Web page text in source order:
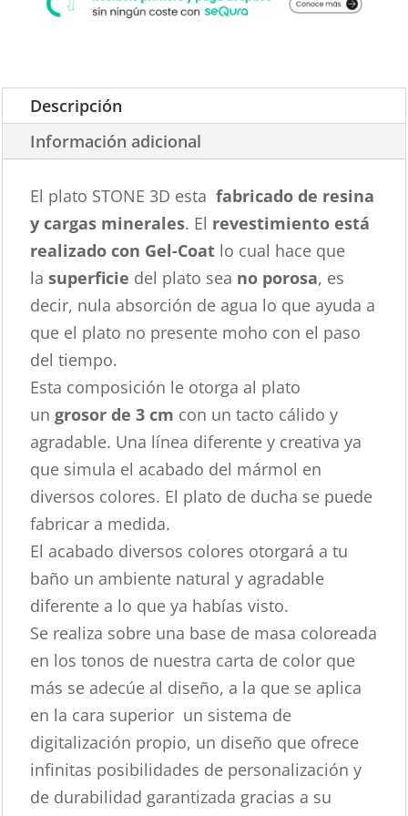
Descripción
Información adicional
El plato STONE 3D estafabricado de resina
y cargas minerales. El revestimiento está
realizado con Gel-Coat lo cual hace que
lasuperficie del plato sea no porosa, es
decir, nula absorción de agua lo que ayuda a
que el plato no presente moho con el paso
del tiempo.
Esta composición le otorga al plato
un grosor de 3 cm con un tacto cálido y
agradable. Una línea diferente y creativa ya
que simula el acabado del mármol en
diversos colores. El plato de ducha se puede
fabricar a medida.
El acabado diversos colores otorgará a tu
baño un ambiente natural y agradable
diferente a lo que ya habías visto.
Se realiza sobre una base de masa coloreada
en los tonos de nuestra carta de color que
más se adecúe al diseño, a la que se aplica
en la cara superior un sistema de
digitalización propio, un diseño que ofrece
infinitas posibilidades de personalización y
de durabilidad garantizada gracias a su